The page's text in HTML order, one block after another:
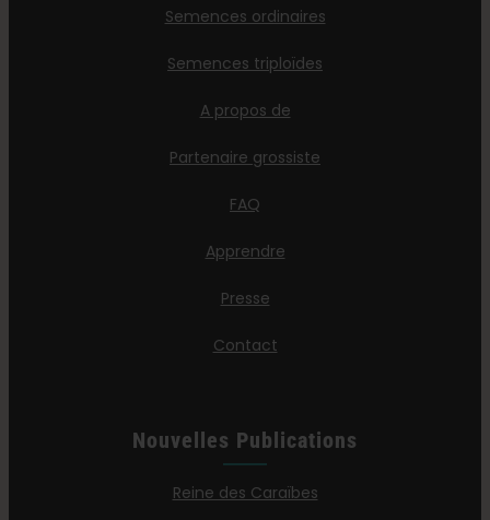
Semences ordinaires
Semences triploïdes
A propos de
Partenaire grossiste
FAQ
Apprendre
Presse
Contact
Nouvelles Publications
Reine des Caraïbes